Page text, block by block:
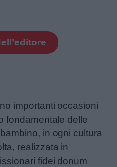
importanti occasioni
fondamentale delle
in ogni cultura
realizzata in
fidei donum